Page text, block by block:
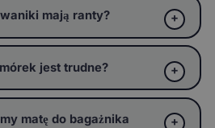
mają ranty?
jest trudne?
matę do bagażnika